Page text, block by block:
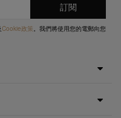
Cookie政策 。我們將使用您的電郵向您